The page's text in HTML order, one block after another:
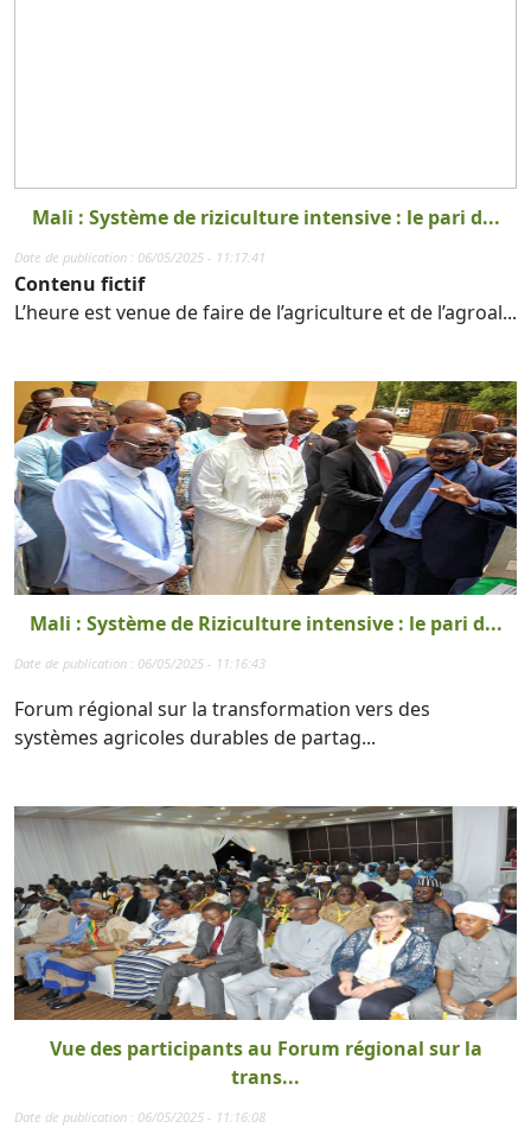
Mali : Système de riziculture intensive : le pari d...
Date de publication : 06/05/2025 - 11:17:41
Contenu fictif
L’heure est venue de faire de l’agriculture et de l’agroal...
Mali : Système de Riziculture intensive : le pari d...
Date de publication : 06/05/2025 - 11:16:43
Forum régional sur la transformation vers des
systèmes agricoles durables de partag...
Vue des participants au Forum régional sur la
trans...
Date de publication : 06/05/2025 - 11:16:08